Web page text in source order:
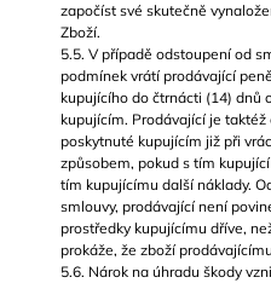
započíst své skutečně
Zboží.
5.5. V případě odstoupení od
podmínek vrátí prodávající
kupujícího do čtrnácti (14) dnů
kupujícím. Prodávající je
poskytnuté kupujícím již při
způsobem, pokud s tím
tím kupujícímu další náklady.
smlouvy, prodávající není
prostředky kupujícímu dříve,
prokáže, že zboží
5.6. Nárok na úhradu škody